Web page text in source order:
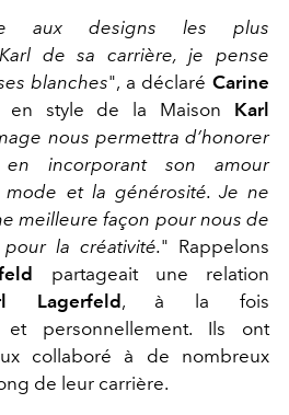
aux designs les plus
de sa carrière, je pense
blanches", a déclaréCarine
en style de la Maison Karl
nous permettra d’honorer
incorporant son amour
et la générosité. Je ne
meilleure façon pour nous de
la créativité." Rappelons
partageait une relation
Lagerfeld , à la fois
et personnellement. Ils ont
collaboré à de nombreux
de leur carrière.